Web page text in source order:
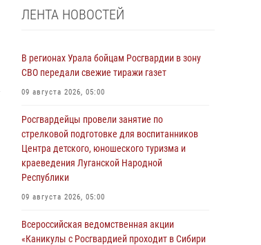
ЛЕНТА НОВОСТЕЙ
В регионах Урала бойцам Росгвардии в зону
СВО передали свежие тиражи газет
09 августа 2026, 05:00
Росгвардейцы провели занятие по
стрелковой подготовке для воспитанников
Центра детского, юношеского туризма и
краеведения Луганской Народной
Республики
09 августа 2026, 05:00
Всероссийская ведомственная акции
«Каникулы с Росгвардией проходит в Сибири